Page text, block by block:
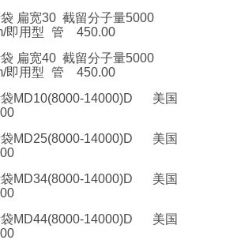
扁宽30 截留分子量5000
即用型 管
450.00
扁宽40 截留分子量5000
即用型 管
450.00
MD10(8000-14000)D
美国
MD25(8000-14000)D
美国
MD34(8000-14000)D
美国
MD44(8000-14000)D
美国